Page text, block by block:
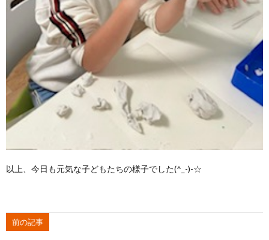
以上、今日も元気な子どもたちの様子でした(^_-)-☆
前の記事